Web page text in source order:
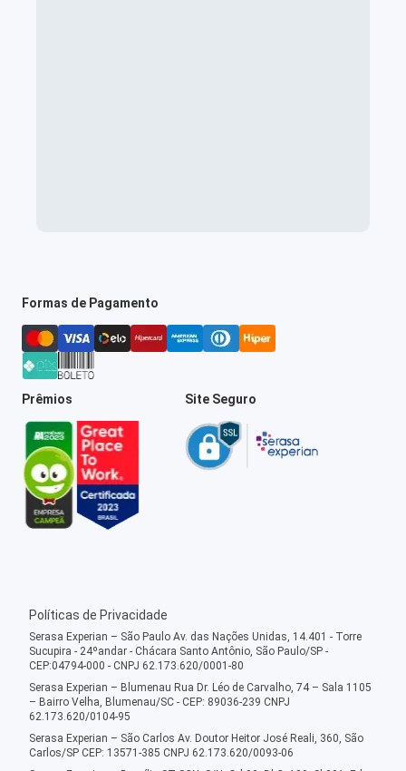
Formas de Pagamento
Prêmios Site Seguro
Políticas de Privacidade
Serasa Experian – São Paulo Av. das Nações Unidas, 14.401 - Torre
Sucupira - 24ºandar - Chácara Santo Antônio, São Paulo/SP -
CEP:04794-000 - CNPJ 62.173.620/0001-80
Serasa Experian – Blumenau Rua Dr. Léo de Carvalho, 74 – Sala 1105
– Bairro Velha, Blumenau/SC - CEP: 89036-239 CNPJ
62.173.620/0104-95
Serasa Experian – São Carlos Av. Doutor Heitor José Reali, 360, São
Carlos/SP CEP: 13571-385 CNPJ 62.173.620/0093-06